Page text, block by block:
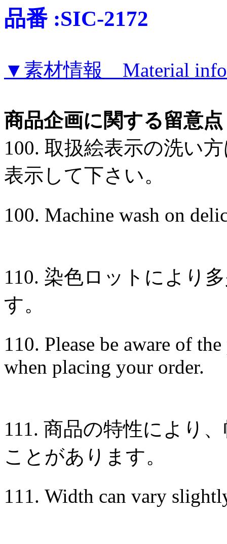
品番 :SIC-2172
▼素材情報 Material
商品企画に関する留意点
100. 取扱絵表示の洗い
表示して下さい。
100. Machine wash on
110. 染色ロットにより
す。
110. Please be aware of
when placing your order.
111. 商品の特性により
ことがあります。
111. Width can vary